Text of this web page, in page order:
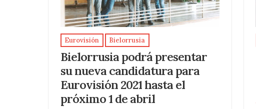
Eurovisión Bielorrusia
Bielorrusia podrá presentar
su nueva candidatura para
Eurovisión 2021 hasta el
próximo 1 de abril